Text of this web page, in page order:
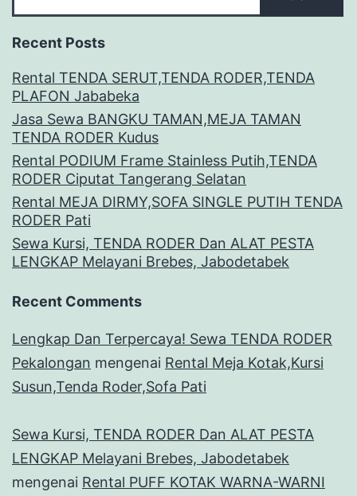
Recent Posts
Rental TENDA SERUT,TENDA RODER,TENDA
PLAFON Jababeka
Jasa Sewa BANGKU TAMAN,MEJA TAMAN
TENDA RODER Kudus
Rental PODIUM Frame Stainless Putih,TENDA
RODER Ciputat Tangerang Selatan
Rental MEJA DIRMY,SOFA SINGLE PUTIH TENDA
RODER Pati
Sewa Kursi, TENDA RODER Dan ALAT PESTA
LENGKAP Melayani Brebes, Jabodetabek
Recent Comments
Lengkap Dan Terpercaya! Sewa TENDA RODER
Pekalongan mengenai Rental Meja Kotak,Kursi
Susun,Tenda Roder,Sofa Pati
Sewa Kursi, TENDA RODER Dan ALAT PESTA
LENGKAP Melayani Brebes, Jabodetabek
mengenai Rental PUFF KOTAK WARNA-WARNI